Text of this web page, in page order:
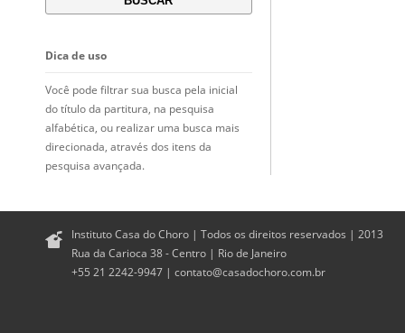
Dica de uso
Você pode filtrar sua busca pela inicial
do título da partitura, na pesquisa
alfabética, ou realizar uma busca mais
direcionada, através dos itens da
pesquisa avançada.
Instituto Casa do Choro | Todos os direitos reservados | 2013
Rua da Carioca 38 - Centro | Rio de Janeiro
+55 21 2242-9947 | contato@casadochoro.com.br